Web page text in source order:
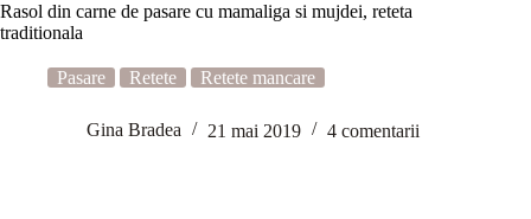
Rasol din carne de pasare cu mamaliga si mujdei, reteta
traditionala
Pasare Retete Retete mancare
Gina Bradea 21 mai 2019 4 comentarii